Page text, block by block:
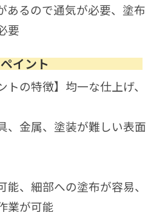
あるので通気が必要、塗布
要
イント
トの特徴】均一な仕上げ、
、金属、塗装が難しい表面
能、細部への塗布が容易、
業が可能